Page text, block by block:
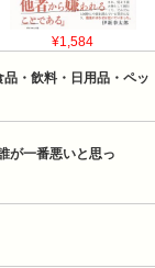
¥1,584
・飲料・日用品・ペッ
が一番悪いと思っ